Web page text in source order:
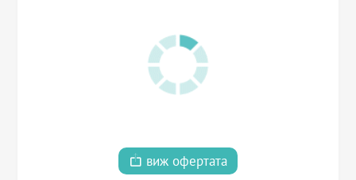
виж офертата